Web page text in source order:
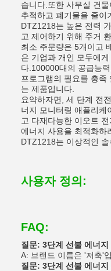
습니다.또한 사무실 건
추적하고 폐기물을 줄이
DTZ1218는 높은 전력
고 제어하기 위해 주거
최소 주문량은 5개이고
은 기업과 개인 모두에
다.100000대의 공급능
프로그램의 필요를 충족
는 제품입니다.
요약하자면, 세 단계 전
너지 모니터링 애플리케
고 다재다능한 이오트
에너지 사용을 최적화하
DTZ1218는 이상적인 솔
사용자 정의:
FAQ:
질문: 3단계 선불 에너
A: 브랜드 이름은 '저축'
질문: 3단계 선불 에너